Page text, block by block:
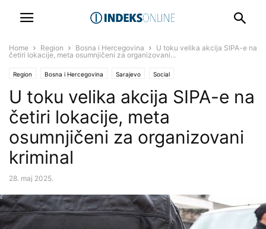
Home Region Bosna i Hercegovina
U toku velika akcija SIPA-e na
četiri lokacije, meta osumnjičeni za organizovani...
Region Bosna i Hercegovina Sarajevo Social
U toku velika akcija SIPA-e na
četiri lokacije, meta
osumnjičeni za organizovani
kriminal
28. maj 2025.